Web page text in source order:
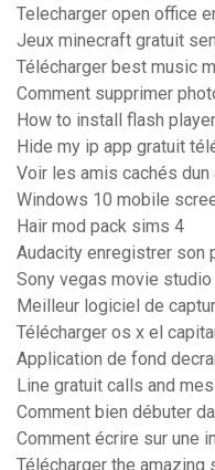
Telecharger open office
Jeux minecraft gratuit
Télécharger best music
Comment supprimer
How to install flash
Hide my ip app gratuit
Voir les amis cachés
Windows 10 mobile
Hair mod pack sims 4
Audacity enregistrer son
Sony vegas movie
Meilleur logiciel de
Télécharger os x el
Application de fond
Line gratuit calls and
Comment bien débuter
Comment écrire sur une
Télécharger the amazing